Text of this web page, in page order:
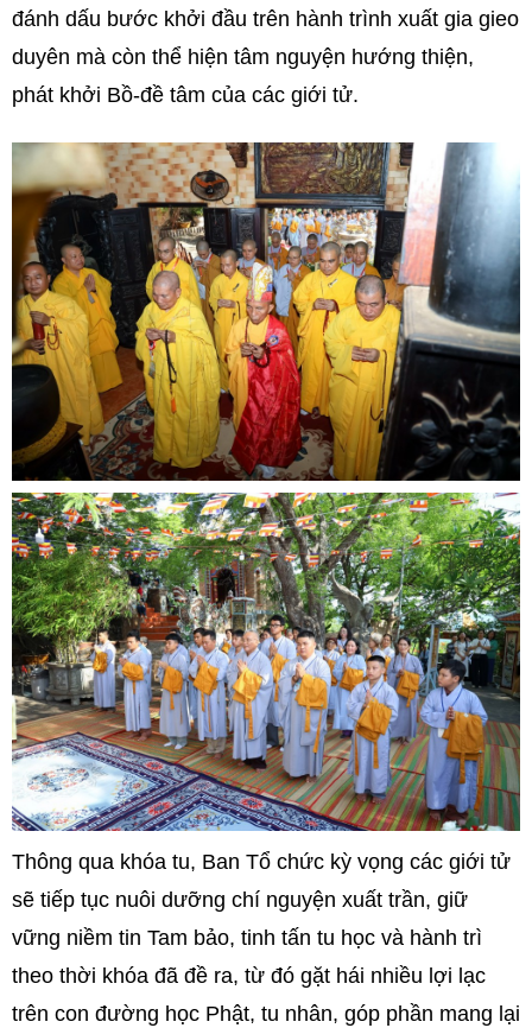
đánh dấu bước khởi đầu trên hành trình xuất gia gieo
duyên mà còn thể hiện tâm nguyện hướng thiện,
phát khởi Bồ-đề tâm của các giới tử.
Thông qua khóa tu, Ban Tổ chức kỳ vọng các giới tử
sẽ tiếp tục nuôi dưỡng chí nguyện xuất trần, giữ
vững niềm tin Tam bảo, tinh tấn tu học và hành trì
theo thời khóa đã đề ra, từ đó gặt hái nhiều lợi lạc
trên con đường học Phật, tu nhân, góp phần mang lại